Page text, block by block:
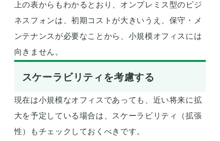
上の表からもわかるとおり、オンプレミス型のビジ
ネスフォンは、初期コストが大きいうえ、保守・メ
ンテナンスが必要なことから、小規模オフィスには
向きません。
スケーラビリティを考慮する
現在は小規模なオフィスであっても、近い将来に拡
大を予定している場合は、スケーラビリティ（拡張
性）もチェックしておくべきです。